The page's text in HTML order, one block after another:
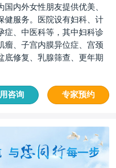
内外女性朋友提供优美、
健服务。医院设有妇科、计
症、中医科等，其中妇科诊
瘤、子宫内膜异位症、宫颈
底修复、乳腺筛查、更年期
咨询 专家预约